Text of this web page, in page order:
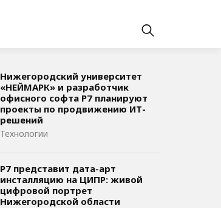
Нижегородский университет
«НЕЙМАРК» и разработчик
офисного софта P7 планируют
проекты по продвижению ИТ-
решений
Технологии
Р7 представит дата-арт
инсталляцию на ЦИПР: живой
цифровой портрет
Нижегородской области